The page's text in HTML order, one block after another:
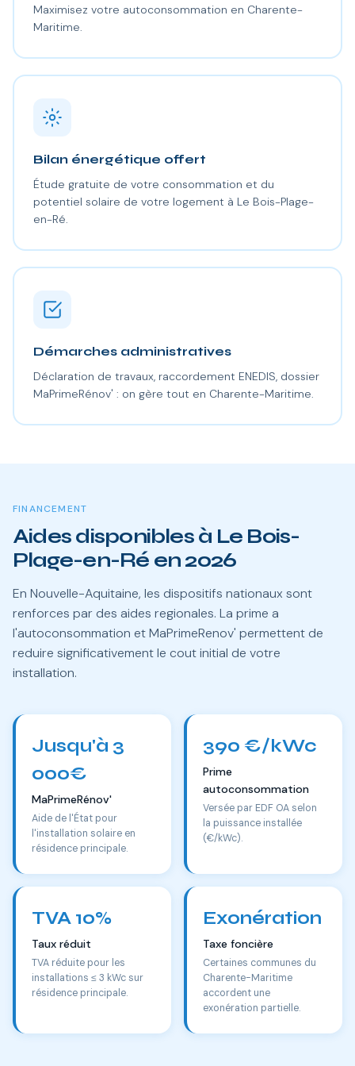
Maximisez votre autoconsommation en Charente-
Maritime.
Bilan énergétique offert
Étude gratuite de votre consommation et du
potentiel solaire de votre logement à Le Bois-Plage-
en-Ré.
Démarches administratives
Déclaration de travaux, raccordement ENEDIS, dossier
MaPrimeRénov' : on gère tout en Charente-Maritime.
FINANCEMENT
Aides disponibles à Le Bois-
Plage-en-Ré en 2026
En Nouvelle-Aquitaine, les dispositifs nationaux sont
renforces par des aides regionales. La prime a
l'autoconsommation et MaPrimeRenov' permettent de
reduire significativement le cout initial de votre
installation.
Jusqu'à 3
000€
MaPrimeRénov'
Aide de l'État pour
l'installation solaire en
résidence principale.
390 €/kWc
Prime
autoconsommation
Versée par EDF OA selon
la puissance installée
(€/kWc).
TVA 10%
Taux réduit
TVA réduite pour les
installations ≤ 3 kWc sur
résidence principale.
Exonération
Taxe foncière
Certaines communes du
Charente-Maritime
accordent une
exonération partielle.